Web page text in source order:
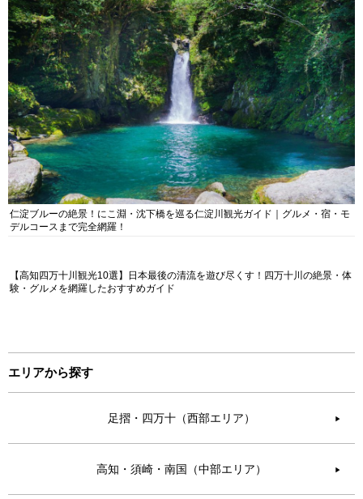
仁淀ブルーの絶景！にこ淵・沈下橋を巡る仁淀川観光ガイド｜グルメ・宿・モ
デルコースまで完全網羅！
【高知四万十川観光10選】日本最後の清流を遊び尽くす！四万十川の絶景・体
験・グルメを網羅したおすすめガイド
エリアから探す
足摺・四万十（西部エリア） ▶︎
高知・須崎・南国（中部エリア） ▶︎